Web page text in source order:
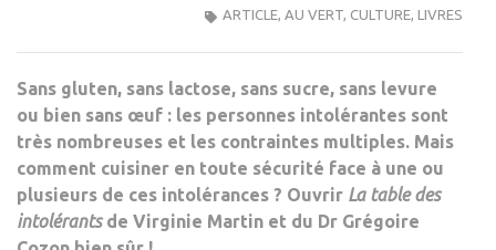
ARTICLE, AU VERT, CULTURE, LIVRES
Sans gluten, sans lactose, sans sucre, sans levure
ou bien sans œuf : les personnes intolérantes sont
très nombreuses et les contraintes multiples. Mais
comment cuisiner en toute sécurité face à une ou
plusieurs de ces intolérances ? Ouvrir La table des
intolérantsde Virginie Martin et du Dr Grégoire